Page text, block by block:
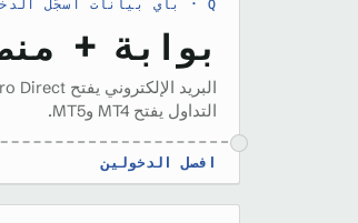
بأي بيانات أسجّل
بوابة +
التداول يفتح MT4 وMT5.
افصل الدخولين